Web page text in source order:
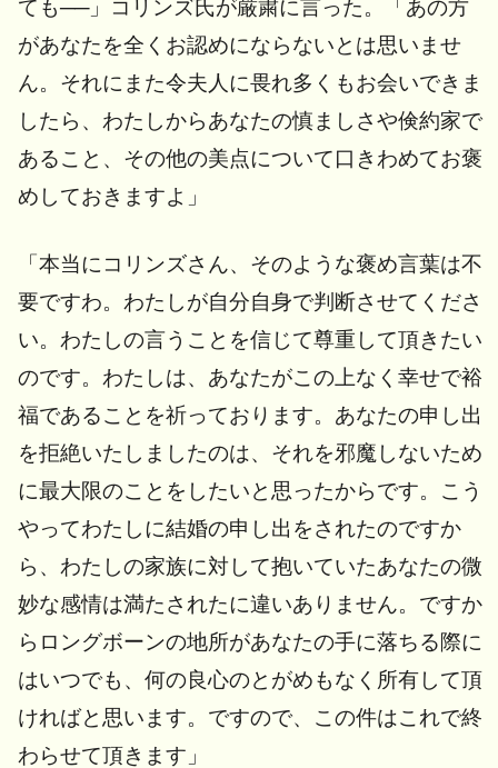
ても──」コリンズ氏が厳粛に言った。「あの方
があなたを全くお認めにならないとは思いませ
ん。それにまた令夫人に畏れ多くもお会いできま
したら、わたしからあなたの慎ましさや倹約家で
あること、その他の美点について口きわめてお褒
めしておきますよ」
「本当にコリンズさん、そのような褒め言葉は不
要ですわ。わたしが自分自身で判断させてくださ
い。わたしの言うことを信じて尊重して頂きたい
のです。わたしは、あなたがこの上なく幸せで裕
福であることを祈っております。あなたの申し出
を拒絶いたしましたのは、それを邪魔しないため
に最大限のことをしたいと思ったからです。こう
やってわたしに結婚の申し出をされたのですか
ら、わたしの家族に対して抱いていたあなたの微
妙な感情は満たされたに違いありません。ですか
らロングボーンの地所があなたの手に落ちる際に
はいつでも、何の良心のとがめもなく所有して頂
ければと思います。ですので、この件はこれで終
わらせて頂きます」